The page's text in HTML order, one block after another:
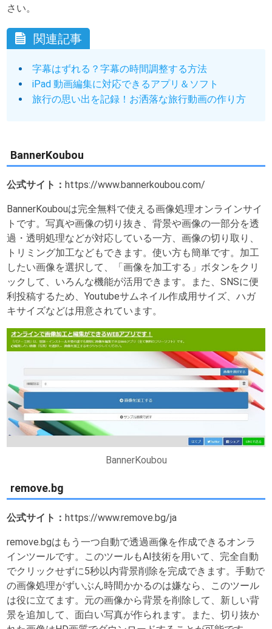
さい。
関連記事
字幕はずれる？字幕の時間調整する方法
iPad 動画編集に対応できるアプリ＆ソフト
旅行の思い出を記録！お洒落な旅行動画の作り方
BannerKoubou
公式サイト：https://www.bannerkoubou.com/
BannerKoubouは完全無料で使える画像処理オンラインサイ
トです。写真や画像の切り抜き、背景や画像の一部分を透
過・透明処理などが対応している一方、画像の切り取り、
トリミング加工などもできます。使い方も簡単です。加工
したい画像を選択して、「画像を加工する」ボタンをクリ
ックして、いろんな機能が活用できます。また、SNSに便
利投稿するため、Youtubeサムネイル作成用サイズ、ハガ
キサイズなどは用意されています。
BannerKoubou
remove.bg
公式サイト： https://www.remove.bg/ja
remove.bgはもう一つ自動で透過画像を作成できるオンラ
インツールです。このツールもAI技術を用いて、完全自動
でクリックせずに5秒以内背景削除を完成できます。手動で
の画像処理がずいぶん時間かかるのは嫌なら、このツール
は役に立てます。元の画像から背景を削除して、新しい背
景を追加して、面白い写真が作られます。また、切り抜か